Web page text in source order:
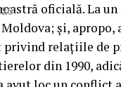
oficială. La
și, apropo,
privind relațiile de
din 1990,